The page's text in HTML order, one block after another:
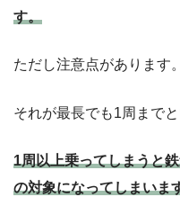
す。
ただし注意点があります。
それが最長でも1周までと
1周以上乗ってしまうと
の対象になってしまいま